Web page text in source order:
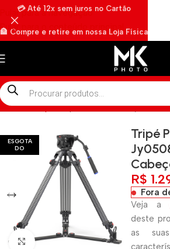
Pular para a navegação
Pular para o conteúdo principal
Início»Shop»Tripé Profissional
ESGOTA
DO
Clique para ampliar
Tripé
R$
Fora
Veja a
deste
as
💳 Até 12x sem juros no Cartão
🏦 Compre e retire em nossa Loja Física
🏍️ Envios rápidos por Motoboy